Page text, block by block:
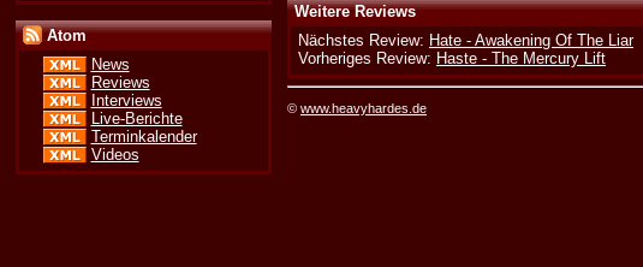
Atom
News
Reviews
Interviews
Live-Berichte
Terminkalender
Videos
Weitere Reviews
Nächstes Review: Hate - Awakening Of The Liar
Vorheriges Review: Haste - The Mercury Lift
©www.heavyhardes.de